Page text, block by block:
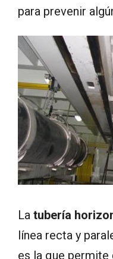
para prevenir
La tubería
línea recta y
es la que permite